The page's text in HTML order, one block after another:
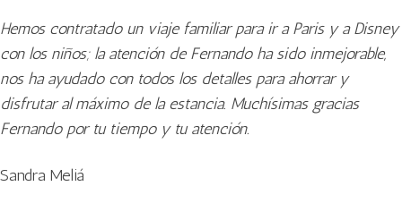
Hemos contratado un viaje familiar para ir a Paris y a Disney
con los niños; la atención de Fernando ha sido inmejorable,
nos ha ayudado con todos los detalles para ahorrar y
disfrutar al máximo de la estancia. Muchísimas gracias
Fernando por tu tiempo y tu atención.
Sandra Meliá